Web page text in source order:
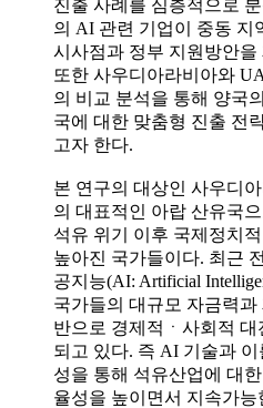
진출 사례를 심층적으로
의 AI 관련 기업이 중동 지
시사점과 정부 지원방안
또한 사우디아라비아와
의 비교 분석을 통해 양국
국에 대한 맞춤형 진출 전
고자 한다.
본 연구의 대상인 사우디
의 대표적인 아랍 산유국
석유 위기 이후 국제정치
높아진 국가들이다. 최근
공지능(AI: Artificial
국가들의 대규모 자금력과
반으로 경제적ㆍ사회적 대
되고 있다. 즉 AI 기술과
성을 통해 석유산업에 대
율성을 높이면서 지속가